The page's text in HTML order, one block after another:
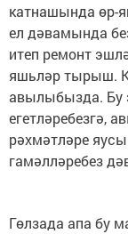
катнашында өр-
ел дәвамында
итеп ремонт
яшьләр тырыш.
авылыбызда. Бу
егетләребезгә,
рәхмәтләре
гамәлләребез
Гөлзада апа бу